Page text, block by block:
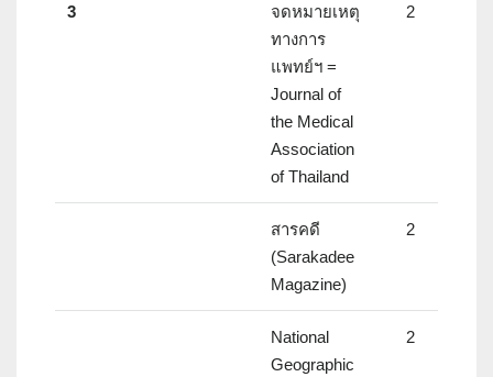
3
จดหมายเหตุ
ทางการ
แพทย์ฯ =
Journal of
the Medical
Association
of Thailand
2
สารคดี
(Sarakadee
Magazine)
2
National
Geographic
2